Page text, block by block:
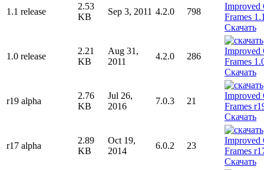
1.1 release
2.53
KB
Sep 3, 2011 4.2.0
798
Скачать
1.0 release
2.21
KB
Aug 31,
2011
4.2.0
286
Скачать
r19 alpha
2.76
KB
Jul 26,
2016
7.0.3
21
Скачать
r17 alpha
2.89
KB
Oct 19,
2014
6.0.2
23
Скачать